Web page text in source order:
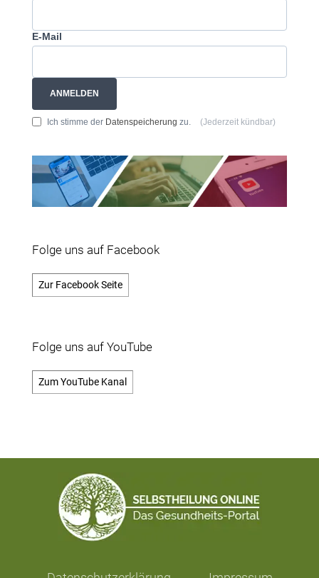
E-Mail
ANMELDEN
Ich stimme der Datenspeicherung zu. (Jederzeit kündbar)
Folge uns auf Facebook
Zur Facebook Seite
Folge uns auf YouTube
Zum YouTube Kanal